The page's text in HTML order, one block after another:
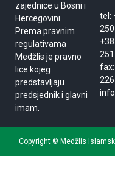
zajednice u Bosni i
Hercegovini.
Prema pravnim
regulativama
Medžlis je pravno
lice kojeg
predstavljaju
predsjednik i glavni
imam.
tel:
250
251
Copyright © Medžlis